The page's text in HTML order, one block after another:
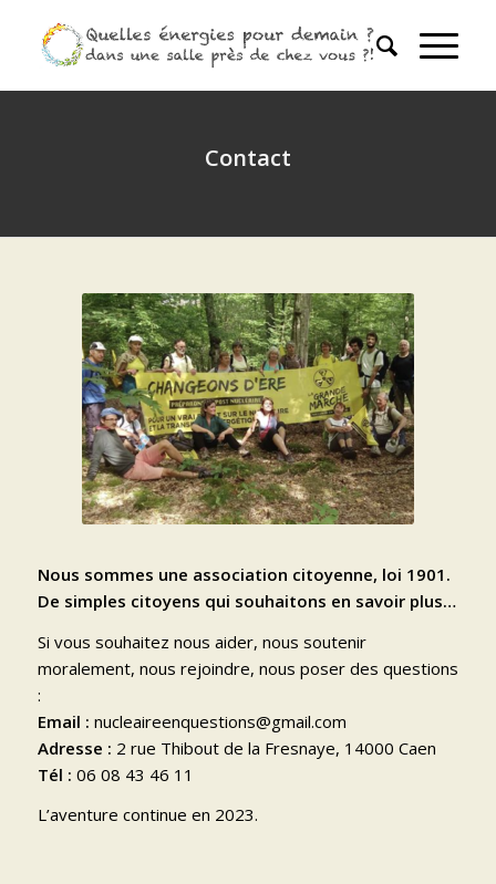
Contact
Nous sommes une association citoyenne, loi 1901.
De simples citoyens qui souhaitons en savoir plus…
Si vous souhaitez nous aider, nous soutenir
moralement, nous rejoindre, nous poser des questions
:
Email : nucleaireenquestions@gmail.com
Adresse : 2 rue Thibout de la Fresnaye, 14000 Caen
Tél : 06 08 43 46 11
L’aventure continue en 2023.